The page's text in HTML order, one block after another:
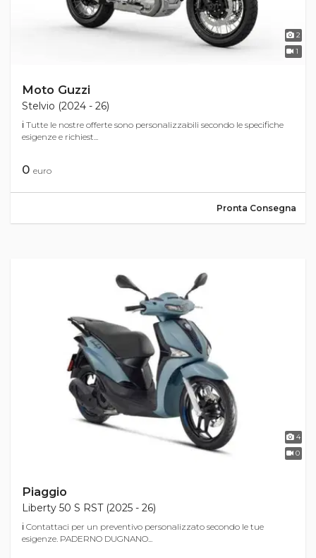
2
1
Moto Guzzi
Stelvio (2024 - 26)
ℹ Tutte le nostre offerte sono personalizzabili secondo le specifiche
esigenze e richiest...
0 euro
Pronta Consegna
4
0
Piaggio
Liberty 50 S RST (2025 - 26)
ℹ Contattaci per un preventivo personalizzato secondo le tue
esigenze. PADERNO DUGNANO...